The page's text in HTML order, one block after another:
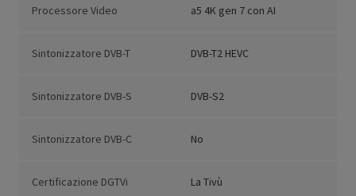
Processore Video a5 4K gen 7 con AI
Sintonizzatore DVB-T DVB-T2 HEVC
Sintonizzatore DVB-S DVB-S2
Sintonizzatore DVB-C No
Certificazione DGTVi La Tivù